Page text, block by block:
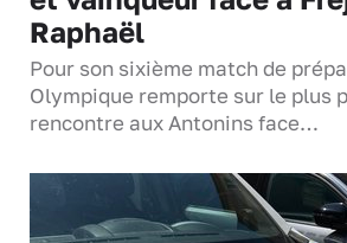
Raphaël
Pour son sixième match de
Olympique remporte sur le plus
rencontre aux Antonins face…